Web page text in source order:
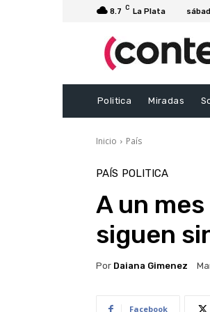
8.7 C La Plata
Politica Miradas
Inicio País
PAÍS POLITICA
A un
siguen
Por Daiana Gimenez
Facebook